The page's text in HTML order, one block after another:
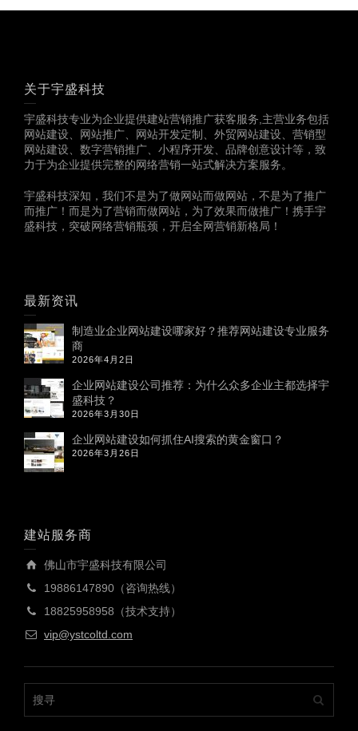
关于宇盛科技
宇盛科技专业为企业提供建站营销推广获客服务,主营业务包括
网站建设、网站推广、网站开发定制、外贸网站建设、营销型
网站建设、数字营销推广、小程序开发、品牌创意设计等，致
力于为企业提供完整的网络营销一站式解决方案服务。
宇盛科技深知，我们不是为了做网站而做网站，不是为了推广
而推广！而是为了营销而做网站，为了效果而做推广！携手宇
盛科技，突破网络营销瓶颈，开启全网营销新格局！
最新资讯
制造业企业网站建设哪家好？推荐网站建设专业服务
商
2026年4月2日
企业网站建设公司推荐：为什么众多企业主都选择宇
盛科技？
2026年3月30日
企业网站建设如何抓住AI搜索的黄金窗口？
2026年3月26日
建站服务商
佛山市宇盛科技有限公司
19886147890（咨询热线）
18825958958（技术支持）
vip@ystcoltd.com